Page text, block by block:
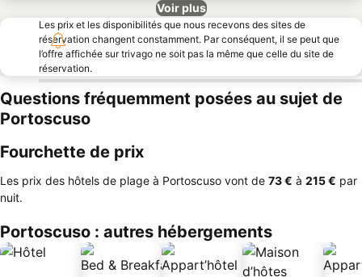
Voir plus
Les prix et les disponibilités que nous recevons des sites de
réservation changent constamment. Par conséquent, il se peut que
l’offre affichée sur trivago ne soit pas la même que celle du site de
réservation.
Questions fréquemment posées au sujet de
Portoscuso
Fourchette de prix
Les prix des hôtels de plage à Portoscuso vont de ‎73 € à ‎215 € par
nuit.
Portoscuso : autres hébergements